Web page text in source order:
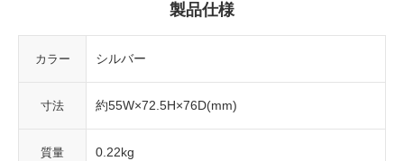
製品仕様
カラー シルバー
寸法 約55W×72.5H×76D(mm)
質量 0.22kg